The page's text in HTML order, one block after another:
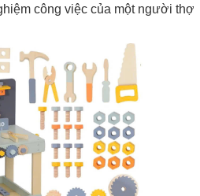
công việc của một người thợ